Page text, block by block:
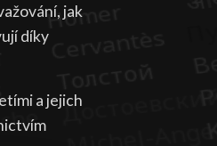
jak
díky
a jejich